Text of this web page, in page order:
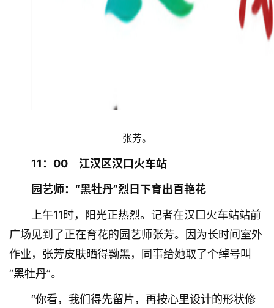
张芳。
11：00　江汉区汉口火车站
园艺师：“黑牡丹”烈日下育出百艳花
上午11时，阳光正热烈。记者在汉口火车站站前
广场见到了正在育花的园艺师张芳。因为长时间室外
作业，张芳皮肤晒得黝黑，同事给她取了个绰号叫
“黑牡丹”。
“你看，我们得先留片，再按心里设计的形状修